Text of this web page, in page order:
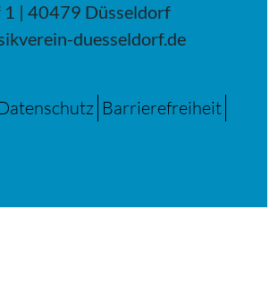
1 | 40479 Düsseldorf
duesseldorf.de
Barrierefreiheit